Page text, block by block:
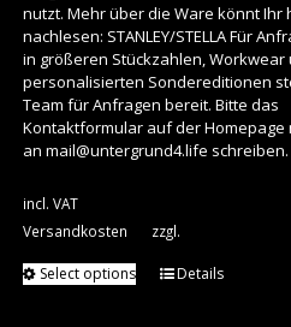
nutzt. Mehr über die Ware könnt Ihr
nachlesen: STANLEY/STELLAFür
in größeren Stückzahlen, Workwear
personalisierten Sondereditionen
Team für Anfragen bereit. Bitte das
Kontaktformular auf der Homepage
an mail@untergrund4.life schreiben.
incl. VAT
zzgl.
Versandkosten
Select options Details